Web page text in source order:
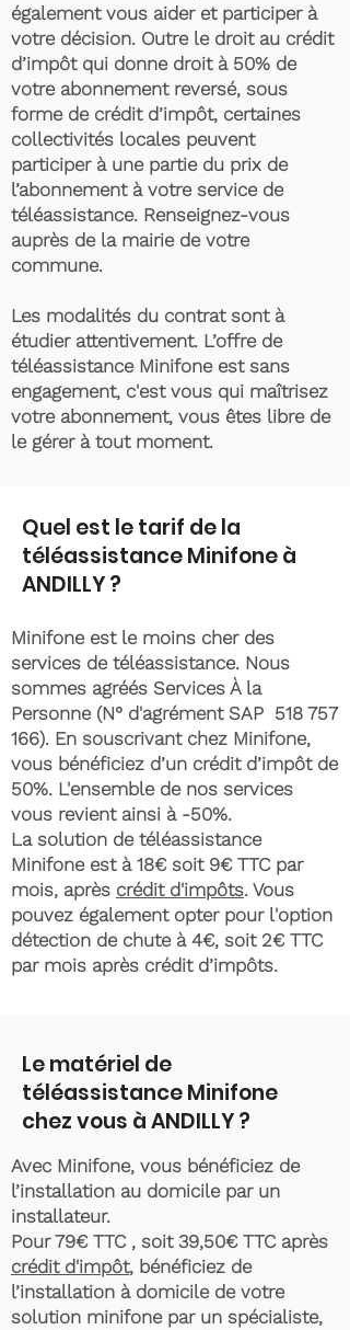
également vous aider et participer à
votre décision. Outre le droit au crédit
d’impôt qui donne droit à 50% de
votre abonnement reversé, sous
forme de crédit d’impôt, certaines
collectivités locales peuvent
participer à une partie du prix de
l’abonnement à votre service de
téléassistance. Renseignez-vous
auprès de la mairie de votre
commune.
Les modalités du contrat sont à
étudier attentivement. L’offre de
téléassistance Minifone est sans
engagement, c'est vous qui maîtrisez
votre abonnement, vous êtes libre de
le gérer à tout moment.
Quel est le tarif de la
téléassistance Minifone à
ANDILLY ?
Minifone est le moins cher des
services de téléassistance. Nous
sommes agréés Services À la
Personne (N° d'agrément SAP 518 757
166). En souscrivant chez Minifone,
vous bénéficiez d’un crédit d’impôt de
50%. L'ensemble de nos services
vous revient ainsi à -50%.
La solution de téléassistance
Minifone est à 18€ soit 9€ TTC par
mois, après crédit d'impôts. Vous
pouvez également opter pour l'option
détection de chute à 4€, soit 2€ TTC
par mois après crédit d’impôts.
Le matériel de
téléassistance Minifone
chez vous à ANDILLY ?
Avec Minifone, vous bénéficiez de
l’installation au domicile par un
installateur.
Pour 79€ TTC , soit 39,50€ TTC après
crédit d'impôt, bénéficiez de
l’installation à domicile de votre
solution minifone par un spécialiste,